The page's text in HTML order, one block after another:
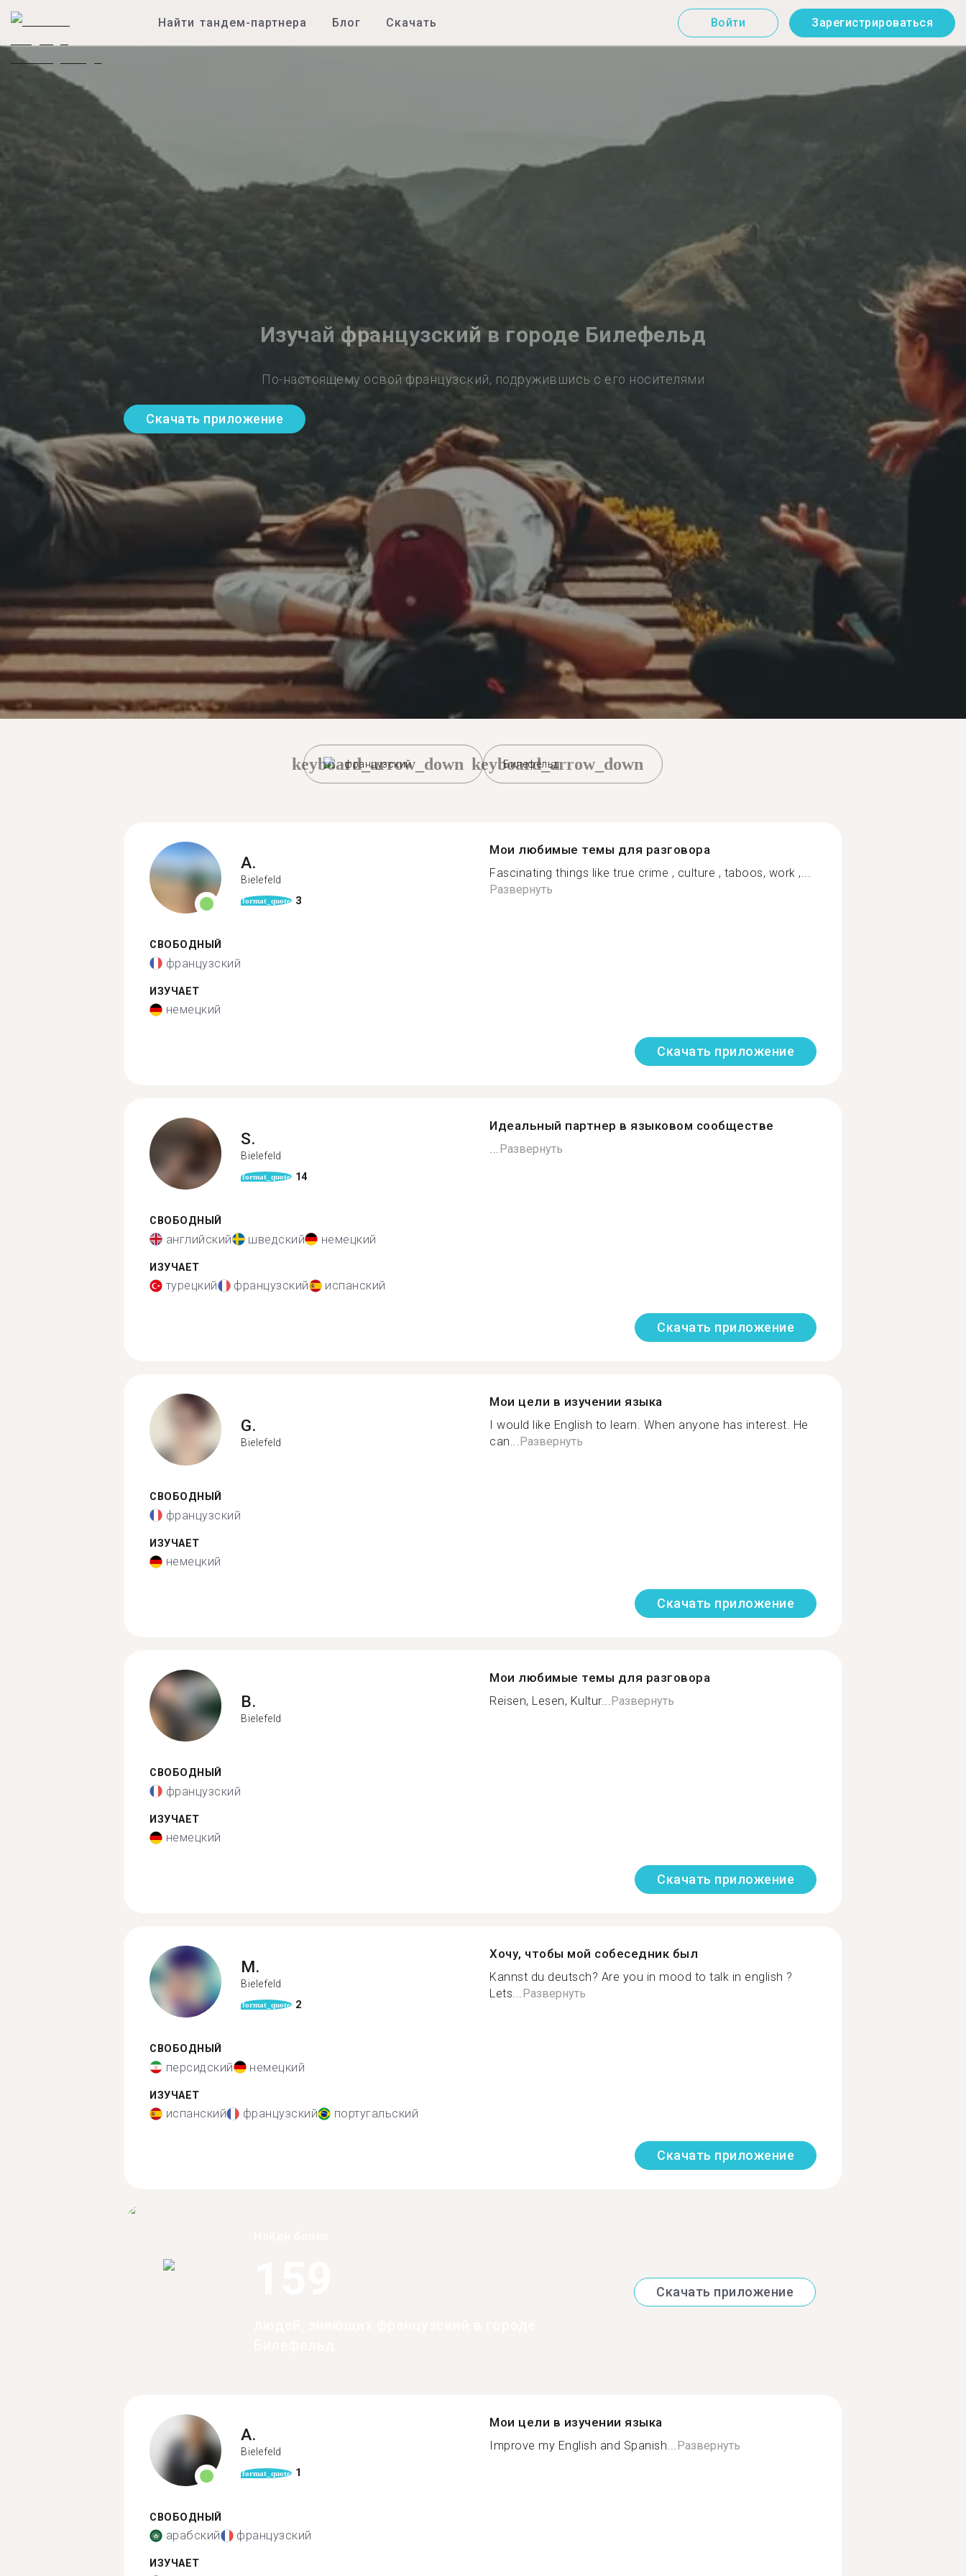
Найти тандем-партнера Блог Скачать Войти Зарегистрироваться
Изучай французский в городе Билефельд
По-настоящему освой французский, подружившись с его носителями
Скачать приложение
французский
keyboard_arrow_down Билефельд
keyboard_arrow_down
A.
Bielefeld
format_quote 3
СВОБОДНЫЙ
французский
ИЗУЧАЕТ
немецкий
Мои любимые темы для разговора
Fascinating things like true crime , culture , taboos, work ,...
Развернуть
Скачать приложение
S.
Bielefeld
format_quote 14
СВОБОДНЫЙ
английский шведский немецкий
ИЗУЧАЕТ
турецкий французский испанский
Идеальный партнер в языковом сообществе
...Развернуть
Скачать приложение
G.
Bielefeld
СВОБОДНЫЙ
французский
ИЗУЧАЕТ
немецкий
Мои цели в изучении языка
I would like English to learn. When anyone has interest. He
can...Развернуть
Скачать приложение
B.
Bielefeld
СВОБОДНЫЙ
французский
ИЗУЧАЕТ
немецкий
Мои любимые темы для разговора
Reisen, Lesen, Kultur...Развернуть
Скачать приложение
M.
Bielefeld
format_quote 2
СВОБОДНЫЙ
персидский немецкий
ИЗУЧАЕТ
испанский французский португальский
Хочу, чтобы мой собеседник был
Kannst du deutsch? Are you in mood to talk in english ?
Lets...Развернуть
Скачать приложение
Скачать приложение
A.
Bielefeld
format_quote 1
СВОБОДНЫЙ
арабский французский
ИЗУЧАЕТ
Мои цели в изучении языка
Improve my English and Spanish... Развернуть